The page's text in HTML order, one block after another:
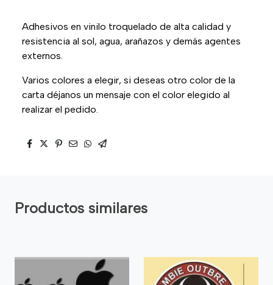
Adhesivos en vinilo troquelado de alta calidad y
resistencia al sol, agua, arañazos y demás agentes
externos.
Varios colores a elegir, si deseas otro color de la
carta déjanos un mensaje con el color elegido al
realizar el pedido.
Productos similares